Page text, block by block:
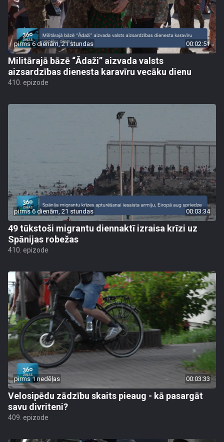
pirms 6 dienām, 21 stundas 00:02:51
Militārajā bāzē “Ādaži” aizvada valsts
aizsardzības dienesta karavīru vecāku dienu
410. epizode
pirms 6 dienām, 21 stundas 00:03:34
49 tūkstoši migrantu diennaktī izraisa krīzi uz
Spānijas robežas
410. epizode
pirms 1 nedēļas 00:03:33
Velosipēdu zādzību skaits pieaug - kā pasargāt
savu divriteni?
409. epizode